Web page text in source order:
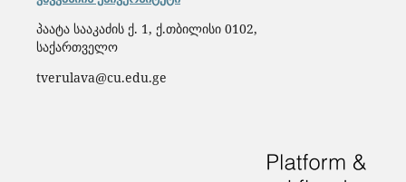
პაატა სააკაძის ქ. 1, ქ.თბილისი 0102,
საქართველო
tverulava@cu.edu.ge